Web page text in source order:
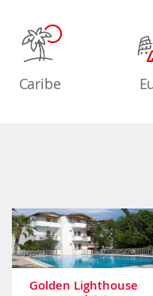
Caribe
Golden Lighthouse